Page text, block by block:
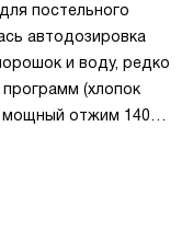
постельного
автодозировка
и воду, редко
(хлопок
мощный отжим 1400
и
и понятный LED-